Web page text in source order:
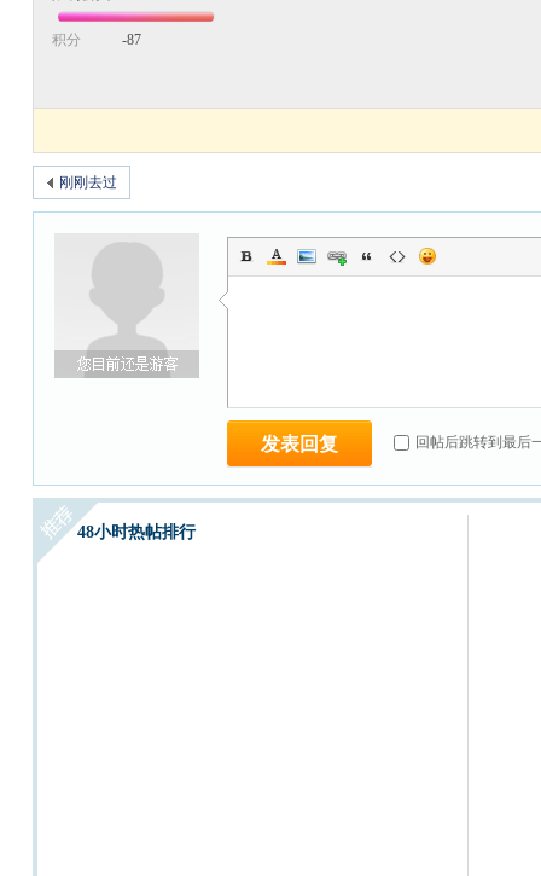
积分 -87
刚刚去过
发表回复 回帖后跳转到最后
48小时热帖排行